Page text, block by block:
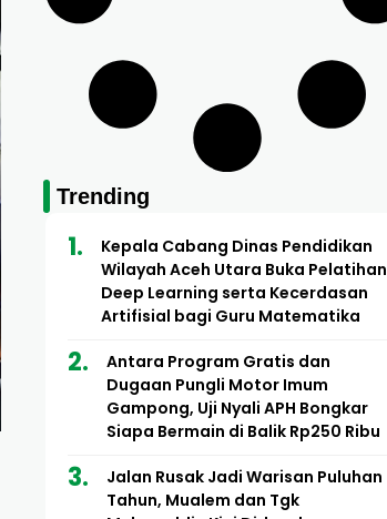
Trending
Kepala Cabang Dinas Pendidikan
Wilayah Aceh Utara Buka Pelatihan
Deep Learning serta Kecerdasan
Artifisial bagi Guru Matematika
Antara Program Gratis dan
Dugaan Pungli Motor Imum
Gampong, Uji Nyali APH Bongkar
Siapa Bermain di Balik Rp250 Ribu
Jalan Rusak Jadi Warisan Puluhan
Tahun, Mualem dan Tgk